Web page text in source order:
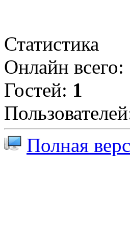
Статистика
Онлайн всего:
Гостей: 1
Полная